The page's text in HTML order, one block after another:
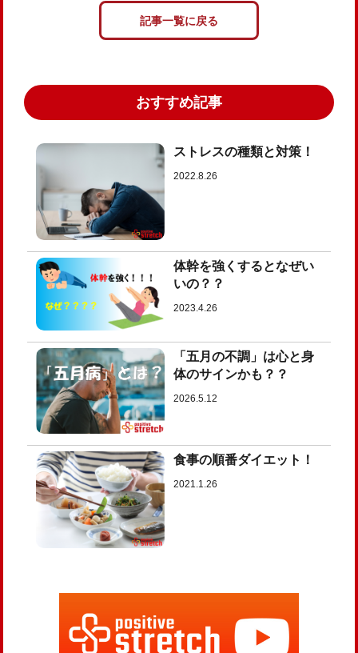
記事一覧に戻る
おすすめ記事
ストレスの種類と対策！
2022.8.26
体幹を強くするとなぜい
いの？？
2023.4.26
「五月の不調」は心と身
体のサインかも？？
2026.5.12
食事の順番ダイエット！
2021.1.26